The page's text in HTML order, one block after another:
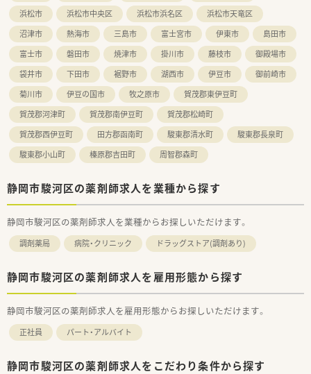
て相談に乗れる温かいお人柄の方を歓迎いたします。
【法人特徴について】
■静岡市の中心部を拠点に、地域密着型の調剤薬局を5店舗展開
しているほか、鍼灸マッサージ等も運営しています。
■お客様や患者様を大切にすることはもちろん、現場で働くスタ
ッフの満足度や働く環境も同様に重視する法人です。
■現場のスタッフから出たアイデアや意見を積極的に取り入れ、
すぐに形へと変えていくスピード感があります。
浜松市
浜松市中央区 浜松市浜名区
浜松市天竜区
沼津市
熱海市 三島市 富士宮市 伊東市
島田市
富士市
磐田市 焼津市 掛川市 藤枝市
御殿場市
袋井市
下田市 裾野市 湖西市 伊豆市
御前崎市
菊川市
伊豆の国市 牧之原市
賀茂郡東伊豆町
賀茂郡河津町
賀茂郡南伊豆町
賀茂郡松崎町
賀茂郡西伊豆町
田方郡函南町 駿東郡清水町
駿東郡長泉町
駿東郡小山町
榛原郡吉田町 周智郡森町
静岡市駿河区の薬剤師求人を業種から探す
静岡市駿河区の薬剤師求人を業種からお探しいただけます。
調剤薬局 病院・クリニック ドラッグストア(調剤あり)
静岡市駿河区の薬剤師求人を雇用形態から探す
静岡市駿河区の薬剤師求人を雇用形態からお探しいただけます。
正社員 パート・アルバイト
静岡市駿河区の薬剤師求人をこだわり条件から探す